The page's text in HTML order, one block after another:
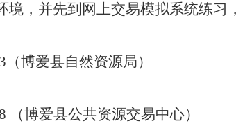
，并先到网上交易模拟系统练习
（博爱县自然资源局）
（博爱县公共资源交易中心）